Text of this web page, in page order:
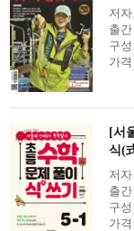
저자
출간
구성
가격
[서
식(
저자
출간
구성
가격